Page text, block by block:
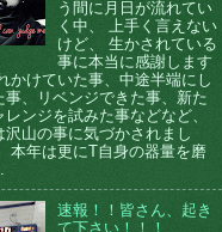
う間に月日が流れてい
く中、 上手く言えない
けど、 生かされている
事に本当に感謝します
かけていた事、中途半端にし
事、リベンジできた事、新た
レンジを試みた事などなど、
沢山の事に気づかされまし
本年は更にT自身の器量を磨
速報！！皆さん、起き
て下さい！！！